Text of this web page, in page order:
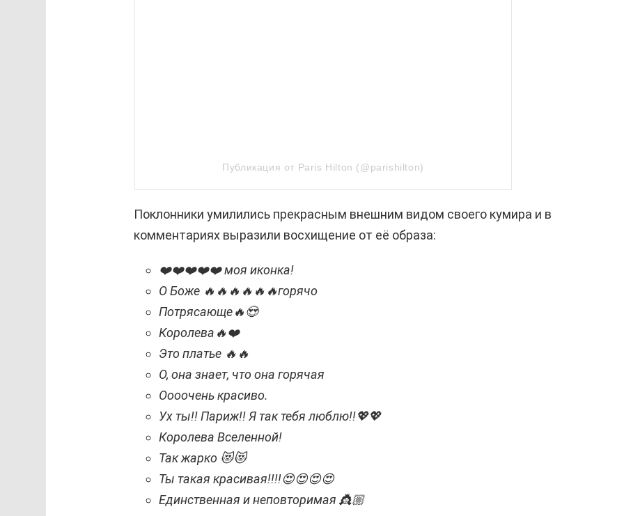
Публикация от Paris Hilton (@parishilton)
Поклонники умилились прекрасным внешним видом своего кумира и в
комментариях выразили восхищение от её образа:
❤️❤️❤️❤️❤️ моя иконка!
О Боже 🔥🔥🔥🔥🔥🔥горячо
Потрясающе🔥😍
Королева🔥❤️
Это платье 🔥🔥
О, она знает, что она горячая
Оооочень красиво.
Ух ты!! Париж!! Я так тебя люблю!!💖💖
Королева Вселенной!
Так жарко 😻😻
Ты такая красивая!!!!😍😍😍😍
Единственная и неповторимая 👸🏼